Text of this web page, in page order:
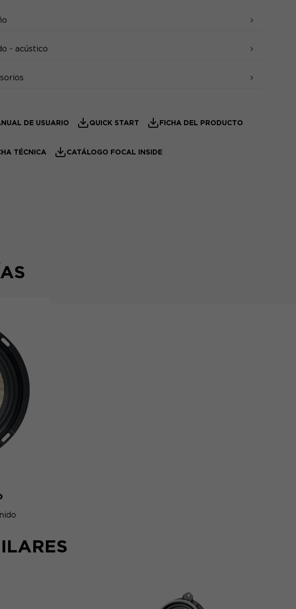
- acústico
DE USUARIO QUICK START FICHA DEL PRODUCTO
TÉCNICA CATÁLOGO FOCAL INSIDE